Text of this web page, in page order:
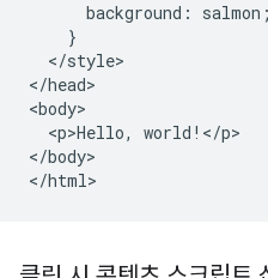
      background: salmon;
    }
  </style>
</head>
<body>
  <p>Hello, world!</p>
</body>